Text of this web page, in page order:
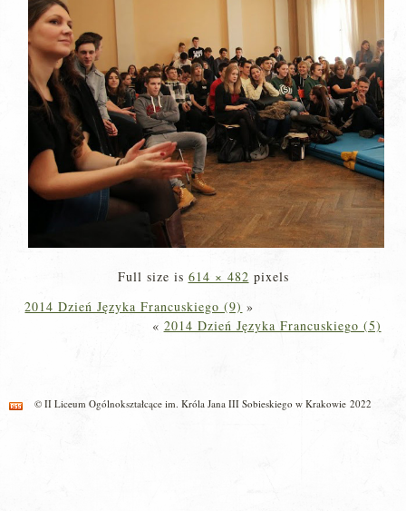
Full size is 614 × 482 pixels
2014 Dzień Języka Francuskiego (9) »
« 2014 Dzień Języka Francuskiego (5)
© II Liceum Ogólnokształcące im. Króla Jana III Sobieskiego w Krakowie 2022